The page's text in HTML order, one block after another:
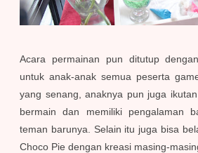
Acara permainan pun ditutup
untuk anak-anak semua peserta
yang senang, anaknya pun juga
bermain dan memiliki pengalaman
teman barunya. Selain itu juga bisa
Choco Pie dengan kreasi masing-